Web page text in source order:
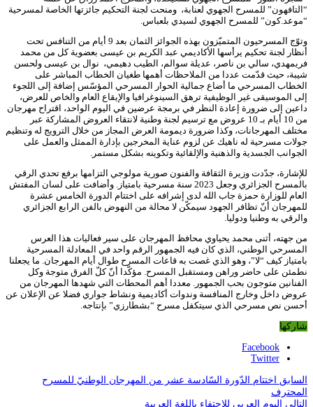
“التافهون” للمسرح الجهوي لعنابة، ومنحت لجنة التحكيم جائزتها الخاصة لمسرحية
“موعد.كون” للمسرح الجهوي لسيدي بلعباس.
وتوّج المسرحيون المتميّزون بهذه الجوائز الثمان بعد 9 أيام من التنافس تحت
أنظار لجنة تحكيم يرأسها الأكاديمي عبد الكريم بن عيسى بعضوية كل من محمد
فريمهدي، سالي بن ناصر، عديلة سوالم، الطيب دهيمي، نوال بن عيسى ولحسن
شيبة، حيث قدّمت عددا من الملاحظات أهمها طغيان الخطاب المباشر على
الخطاب المسرحي ما أضاع جمالية الحوار المسرحي المؤسّس إضافة إلى اللجوء
إلى الموسيقى غير الوظيفية ترهق السينوغرافيا والإيقاع العام والخاص للعرض،
داعين إلى ضرورة إعادة النظر في برمجة عرضين في اليوم الواحد، اقتراح مهرجان
من 10 أيام بـ 10 عروض مع ترسيم لجنة وطنية لانتقاء العروض المشاركة عبر
مختلف المهرجانات، وكذا ضرورة ديمومة العرض المجاز من خلال الترويج له وتنظيم
جولات مسرحية له ناهيك عن لزوم عناية المخرجين بإدارة الممثل والعمل على
الجوانب الجسدية والذهنية والإلقائية وتكوينه بشكل مستمر.
للإشارة، جدّدت وزيرة الثقافة والفنون صورية مولوجي التزامها برفع تحدي الرقي
بالمسرح الجزائري وجعل 2023 سنة مسرحية بامتياز. وأضافت على لسان المفتش
العام للوزارة حمزة جاب الله لدى إشرافه على اختتام الدورة الخامس عشرة
للمهرجان أنّ تظافر الجهود سيمكّن لا محالة من النهوض بالفن الرابع الجزائري
والرقي به وطنيا ودوليا.
من جهته، أثنى محمد يحياوي محافظ المهرجان على سير فعاليات هذا العرس
المسرحي الوطني، الذي كان فيه الجمهور الرقم واحد في المعادلة المسرحية
بامتياز كيف “لا”، وهو الذي غصت به قاعات المسرح طوال أيام المهرجان. ما يجعلنا
نطمئن على حاضر وراهن ومستقبل المسرح. مؤكّدا أنّ كلّ الفرق متوجة وكل
الفنانين متوجون بحب الجمهور. معددا أهم المحطات التي شهدها المهرجان من
عروض داخل وخارج المنافسة وندوات أكاديمية ونشاط جواري فضلا عن الإعلان عن
أحسن نص مسرحي الذي سيتكفل مسرح “بشطارزي” بإنتاجه.
شاركها
Facebook
Twitter
السابق اختتام الدّورة السّادسة عشر من المهرجان الوطنيّ للمسرح
المحترف
التالي اليوم العربي للإحتفاء باللغة العربية